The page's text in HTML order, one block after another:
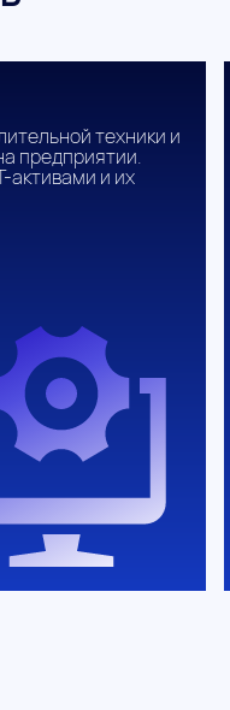
техники и
предприятии.
активами и их